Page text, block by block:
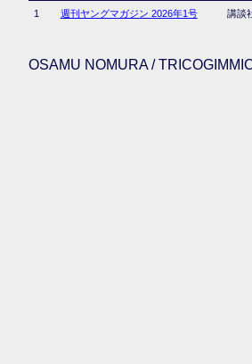
1 週刊ヤングマガジン 2026年1号 講談
OSAMU NOMURA /